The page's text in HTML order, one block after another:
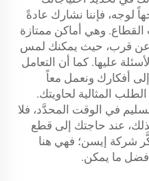
لوجه، فإننا نشارك عادةً
القطاع. وهي أماكن ممتازة
عن قرب، حيث يمكنك لمس
عليها. كما أن التعامل
أفكارك ونعمل معاً
المثالية لحاويتك.
في الوقت المحدَّد، فلا
عند حاجتك إلى قطع
شركة إيسن؛ فهي هنا
ما يمكن.